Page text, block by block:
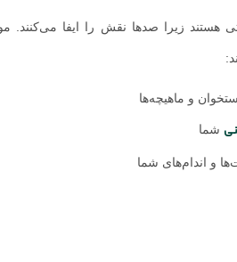
هستند زیرا صدها نقش را ایفا می‌کنند.
و ماهیچه‌ها
شما
و اندام‌های شما